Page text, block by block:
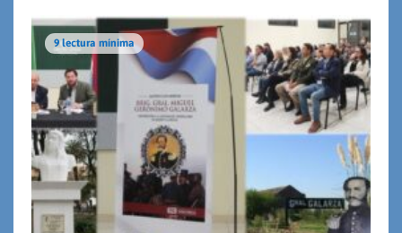
9 lectura mínima